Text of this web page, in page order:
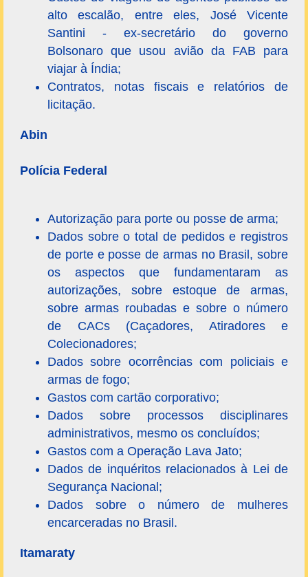
alto escalão, entre eles, José Vicente
Santini - ex-secretário do governo
Bolsonaro que usou avião da FAB para
viajar à Índia;
Contratos, notas fiscais e relatórios de
licitação.
Abin
Polícia Federal
Autorização para porte ou posse de arma;
Dados sobre o total de pedidos e registros
de porte e posse de armas no Brasil, sobre
os aspectos que fundamentaram as
autorizações, sobre estoque de armas,
sobre armas roubadas e sobre o número
de CACs (Caçadores, Atiradores e
Colecionadores;
Dados sobre ocorrências com policiais e
armas de fogo;
Gastos com cartão corporativo;
Dados sobre processos disciplinares
administrativos, mesmo os concluídos;
Gastos com a Operação Lava Jato;
Dados de inquéritos relacionados à Lei de
Segurança Nacional;
Dados sobre o número de mulheres
encarceradas no Brasil.
Itamaraty